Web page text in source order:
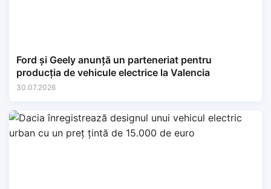
Ford și Geely anunță un parteneriat pentru
producția de vehicule electrice la Valencia
30.07.2026